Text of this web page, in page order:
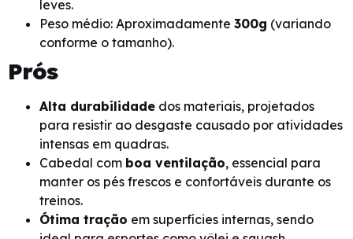
leves.
Peso médio: Aproximadamente 300g (variando
conforme o tamanho).
Prós
Alta durabilidade dos materiais, projetados
para resistir ao desgaste causado por atividades
intensas em quadras.
Cabedal com boa ventilação, essencial para
manter os pés frescos e confortáveis durante os
treinos.
Ótima tração em superfícies internas, sendo